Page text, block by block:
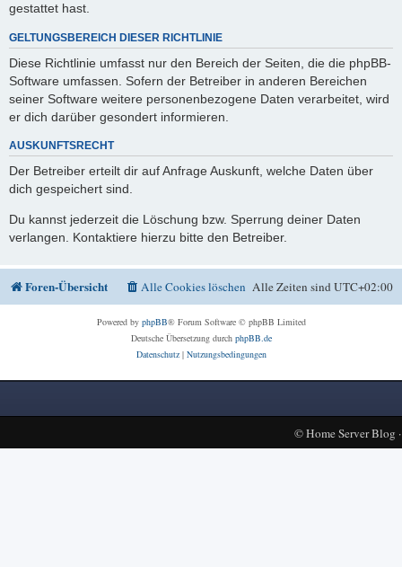
gestattet hast.
GELTUNGSBEREICH DIESER RICHTLINIE
Diese Richtlinie umfasst nur den Bereich der Seiten, die die phpBB-
Software umfassen. Sofern der Betreiber in anderen Bereichen
seiner Software weitere personenbezogene Daten verarbeitet, wird
er dich darüber gesondert informieren.
AUSKUNFTSRECHT
Der Betreiber erteilt dir auf Anfrage Auskunft, welche Daten über
dich gespeichert sind.
Du kannst jederzeit die Löschung bzw. Sperrung deiner Daten
verlangen. Kontaktiere hierzu bitte den Betreiber.
Foren-Übersicht Alle Zeiten sindUTC+02:00
Alle Cookies löschen
Powered by phpBB® Forum Software © phpBB Limited
Deutsche Übersetzung durch phpBB.de
Datenschutz| Nutzungsbedingungen
©Home Server Blog